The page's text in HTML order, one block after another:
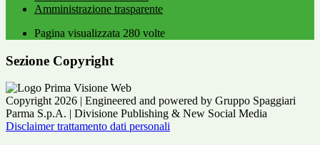
Amministrazione trasparente
Pagina visualizzata 280 volte
Sezione Copyright
Copyright 2026 | Engineered and powered by Gruppo Spaggiari
Parma S.p.A. | Divisione Publishing & New Social Media
Disclaimer trattamento dati personali